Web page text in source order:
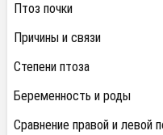
Птоз почки
Причины и связи
Степени птоза
Беременность и роды
Сравнение правой и левой